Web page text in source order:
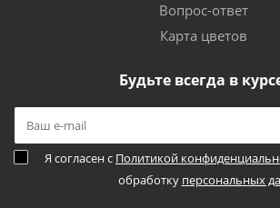
Вопрос-ответ
Карта цветов
Будьте всегда в
Я согласен с Политикой
обработку персональных